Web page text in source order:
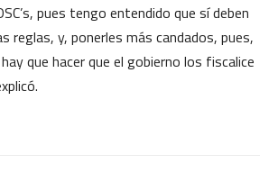
pues tengo entendido que sí deben
reglas, y, ponerles más candados, pues,
que hacer que el gobierno los fiscalice